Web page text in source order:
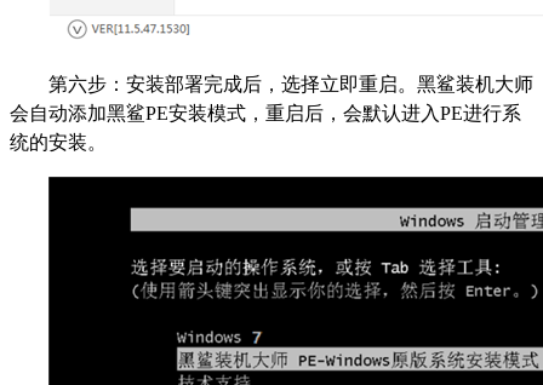
第六步：安装部署完成后，选择立即重启。黑鲨装机大师
会自动添加黑鲨PE安装模式，重启后，会默认进入PE进行系
统的安装。